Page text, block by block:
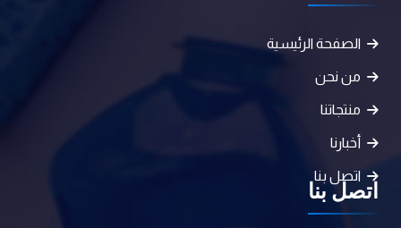
الصفحة الرئيسية
من نحن
منتجاتنا
أخبارنا
اتصل بنا
اتصل بنا